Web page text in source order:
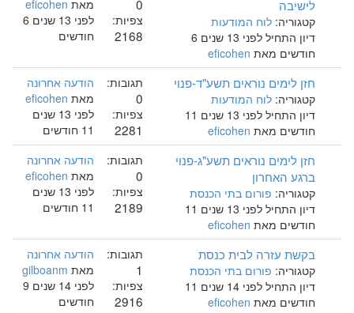
לישיבה
קטגוריה: לוח המודעות
דיון התחיל לפני 13 שנים 6
חודשים מאת eficohen
0
צפיות:
2168
מאת eficohen
לפני 13 שנים 6
חודשים
חזן לימים נוראים תשע"ד-פנוי
קטגוריה: לוח המודעות
דיון התחיל לפני 13 שנים 11
חודשים מאת eficohen
תגובות:
0
צפיות:
2281
הודעה אחרונה
מאת eficohen
לפני 13 שנים
11 חודשים
חזן לימים נוראים תשע"ג-פנוי
ברגע האחרון
קטגוריה: פורום בתי הכנסת
דיון התחיל לפני 13 שנים 11
חודשים מאת eficohen
תגובות:
0
צפיות:
2189
הודעה אחרונה
מאת eficohen
לפני 13 שנים
11 חודשים
בקשת עזרה לבית כנסת
קטגוריה: פורום בתי הכנסת
דיון התחיל לפני 14 שנים 11
חודשים מאת eficohen
תגובות:
1
צפיות:
2916
הודעה אחרונה
מאת gilboanm
לפני 14 שנים 9
חודשים